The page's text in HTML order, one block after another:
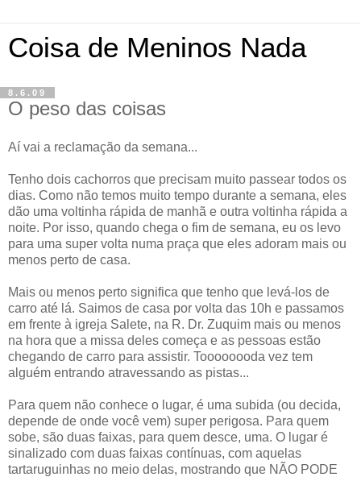
Coisa de Meninos Nada
8.6.09
O peso das coisas
Aí vai a reclamação da semana...
Tenho dois cachorros que precisam muito passear todos os
dias. Como não temos muito tempo durante a semana, eles
dão uma voltinha rápida de manhã e outra voltinha rápida a
noite. Por isso, quando chega o fim de semana, eu os levo
para uma super volta numa praça que eles adoram mais ou
menos perto de casa.
Mais ou menos perto significa que tenho que levá-los de
carro até lá. Saimos de casa por volta das 10h e passamos
em frente à igreja Salete, na R. Dr. Zuquim mais ou menos
na hora que a missa deles começa e as pessoas estão
chegando de carro para assistir. Toooooooda vez tem
alguém entrando atravessando as pistas...
Para quem não conhece o lugar, é uma subida (ou decida,
depende de onde você vem) super perigosa. Para quem
sobe, são duas faixas, para quem desce, uma. O lugar é
sinalizado com duas faixas contínuas, com aquelas
tartaruguinhas no meio delas, mostrando que NÃO PODE